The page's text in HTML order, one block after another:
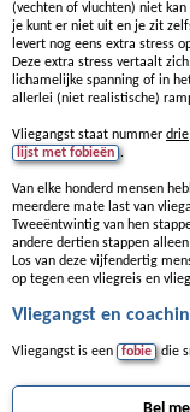
(vechten of vluchten) niet
je kunt er niet uit en je zit
levert nog eens extra stress
Deze extra stress vertaalt
lichamelijke spanning of in
allerlei (niet realistische)
Vliegangst staat nummer drie
lijst met fobieën .
Van elke honderd mensen
meerdere mate last van
Tweeëntwintig van hen
andere dertien stappen
Los van deze vijfendertig
op tegen een vliegreis en
Vliegangst en
Vliegangst is een fobie die